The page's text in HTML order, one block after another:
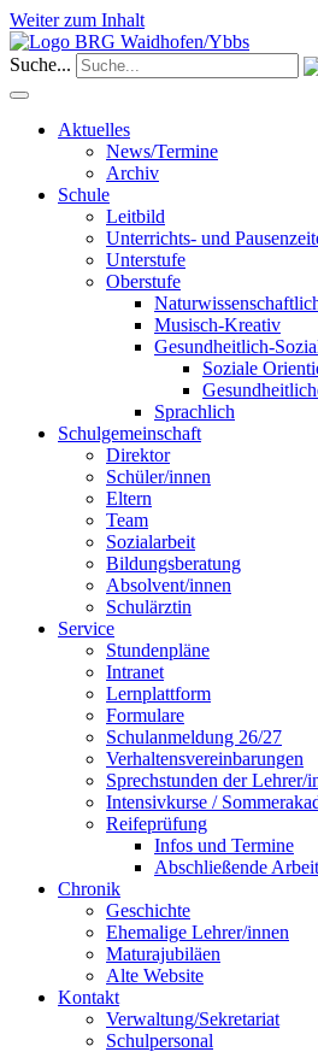
Weiter zum Inhalt
Suche...
Aktuelles
News/Termine
Archiv
Schule
Leitbild
Unterrichts- und
Unterstufe
Oberstufe
Musisch-Kreativ
Gesundheitlich-
Soziale
Sprachlich
Schulgemeinschaft
Direktor
Schüler/innen
Eltern
Team
Sozialarbeit
Bildungsberatung
Absolvent/innen
Schulärztin
Service
Stundenpläne
Intranet
Lernplattform
Formulare
Schulanmeldung 26/27
Verhaltensvereinbarungen
Sprechstunden der Lehrer/
Intensivkurse /
Reifeprüfung
Infos und Termine
Abschließende Arbeit
Chronik
Geschichte
Ehemalige Lehrer/innen
Maturajubiläen
Alte Website
Kontakt
Verwaltung/Sekretariat
Schulpersonal